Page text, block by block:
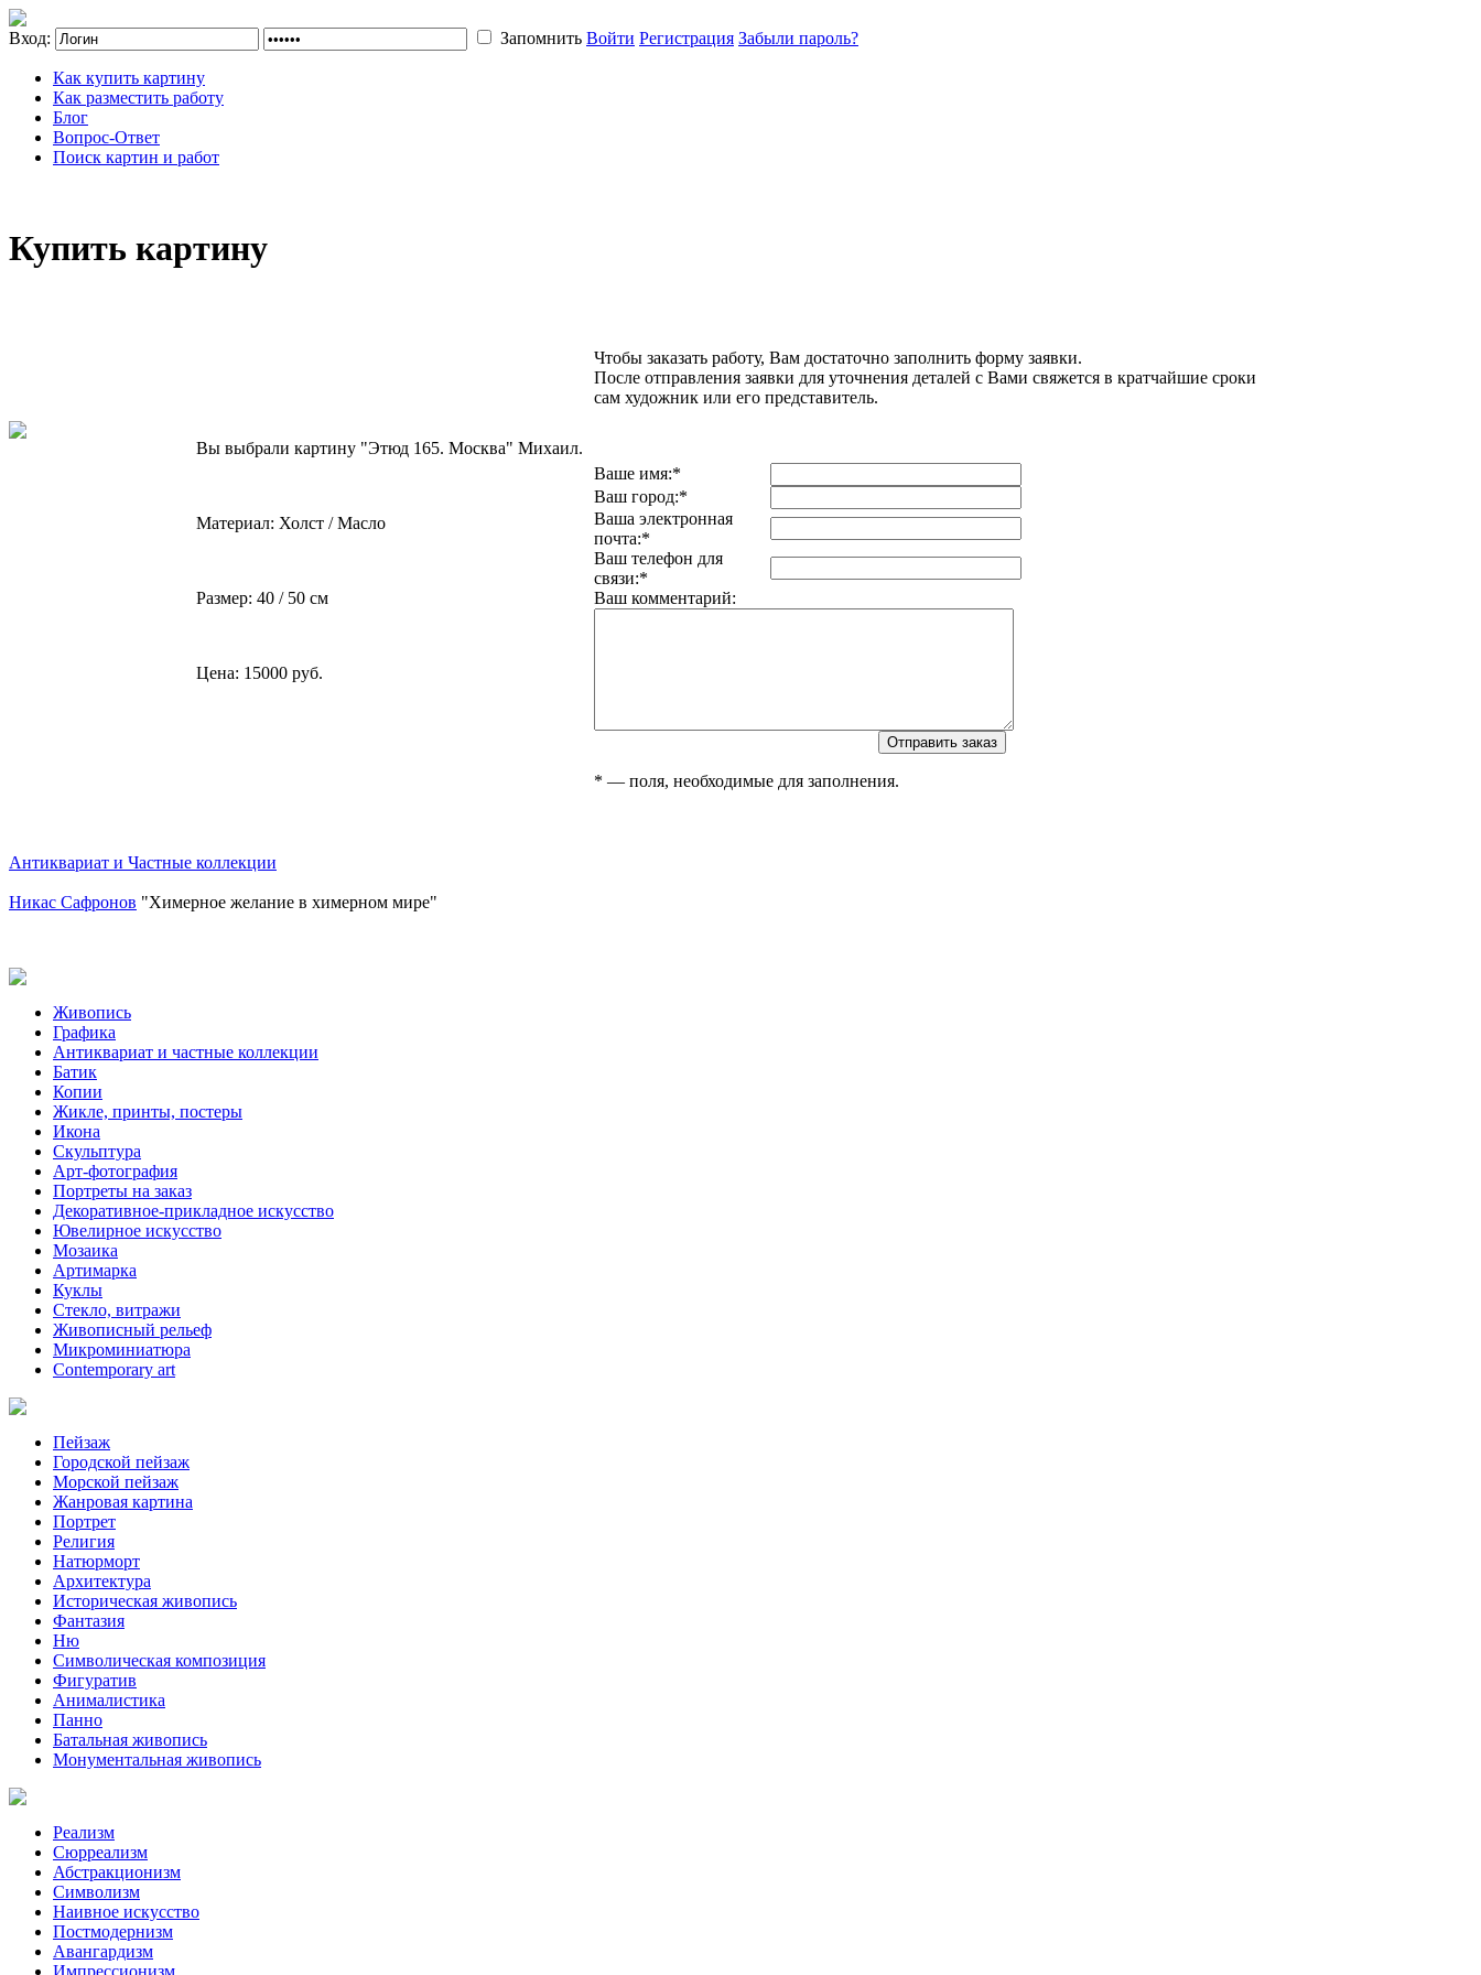
Вход: Запомнить Войти Регистрация Забыли пароль?
Как купить картину
Как разместить работу
Блог
Вопрос-Ответ
Поиск картин и работ
Купить картину
Вы выбрали картину "Этюд 165. Москва" Михаил.
Материал: Холст / Масло
Размер: 40 / 50 см
Цена: 15000 руб.
Чтобы заказать работу, Вам достаточно заполнить форму заявки.
После отправления заявки для уточнения деталей с Вами свяжется в кратчайшие сроки
сам художник или его представитель.
Ваше имя:*
Ваш город:*
Ваша электронная
почта:*
Ваш телефон для
связи:*
Ваш комментарий:
* — поля, необходимые для заполнения.
Антиквариат и Частные коллекции
Никас Сафронов "Химерное желание в химерном мире"
Живопись
Графика
Антиквариат и частные коллекции
Батик
Копии
Жикле, принты, постеры
Икона
Скульптура
Арт-фотография
Портреты на заказ
Декоративное-прикладное искусство
Ювелирное искусство
Мозаика
Артимарка
Куклы
Стекло, витражи
Живописный рельеф
Микроминиатюра
Contemporary art
Пейзаж
Городской пейзаж
Морской пейзаж
Жанровая картина
Портрет
Религия
Натюрморт
Архитектура
Историческая живопись
Фантазия
Ню
Символическая композиция
Фигуратив
Анималистикa
Панно
Батальная живопись
Монументальная живопись
Реализм
Сюрреализм
Абстракционизм
Символизм
Наивное искусство
Постмодернизм
Авангардизм
Импрессионизм